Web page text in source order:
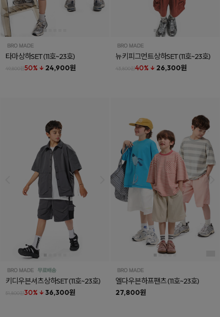
타마상하SET(11호~23호)
49,800원50% ↓ 24,900원
뉴키피그먼트상하SET(11호~23호)
43,800원40% ↓ 26,300원
키디우븐셔츠상하SET(11호~23호)
51,800원30% ↓ 36,300원
엘다우븐하프팬츠(11호~23호)
27,800원